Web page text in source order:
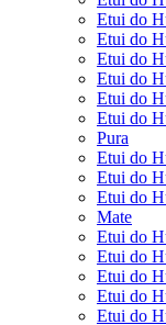
Etui do
Etui do
Etui do
Etui do
Etui do
Etui do
Pura
Etui do
Etui do
Etui do
Mate
Etui do
Etui do
Etui do
Etui do
Etui do